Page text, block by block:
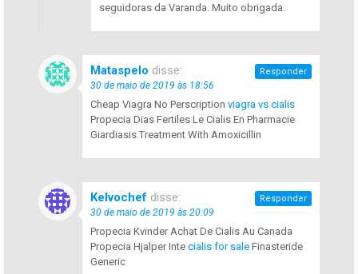
seguidoras da Varanda. Muito obrigada.
Mataspelo disse:
30 de maio de 2019 às 18:56
Cheap Viagra No Perscription viagra vs cialis
Propecia Dias Fertiles Le Cialis En Pharmacie
Giardiasis Treatment With Amoxicillin
Responder
Kelvochef disse:
30 de maio de 2019 às 20:09
Propecia Kvinder Achat De Cialis Au Canada
Propecia Hjalper Inte cialis for sale Finasteride
Generic
Responder